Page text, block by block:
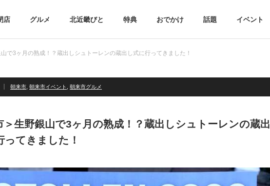
店 グルメ 北近畿びと 特典 おでかけ 話題 イベント
で3ヶ月の熟成！？蔵出しシュトーレンの蔵出し式に行ってきました！
朝来市 朝来市イベント 朝来市グルメ
＞生野銀山で3ヶ月の熟成！？蔵出しシュトーレンの蔵出
ってきました！